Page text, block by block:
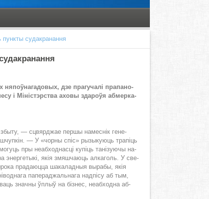
су­да­кра­нан­ня
ня­поў­на­га­до­вых, дзе пра­гу­ча­лі пра­па­но­
і Мі­ніс­тэр­ства ахо­вы зда­роўя аб­мер­ка­
— сцвяр­джае пер­шы на­мес­нік ге­не­
— У «чор­ны спіс» ры­зы­ку­юць тра­піць
пры не­аб­ход­нас­ці ку­піць та­ні­зу­ю­чы на­
якія змя­шча­юць ал­ка­голь. У све­
пра­да­юц­ца ша­ка­лад­ныя вы­ра­бы, якія
па­пе­рад­жаль­на­га над­пі­су аб тым,
знач­ны ўплыў на біз­нес, не­аб­ход­на аб­